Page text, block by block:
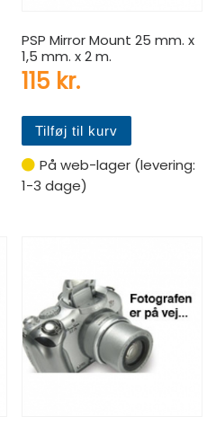
PSP Mirror Mount 25 mm. x
1,5 mm. x 2 m.
115 kr.
Tilføj til kurv
På web-lager (levering:
1-3 dage)